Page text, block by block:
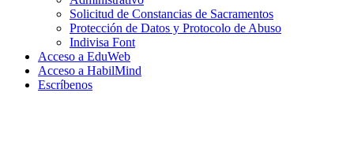
Solicitud de Constancias de Sacramentos
Protección de Datos y Protocolo de Abuso
Indivisa Font
Acceso a EduWeb
Acceso a HabilMind
Escríbenos